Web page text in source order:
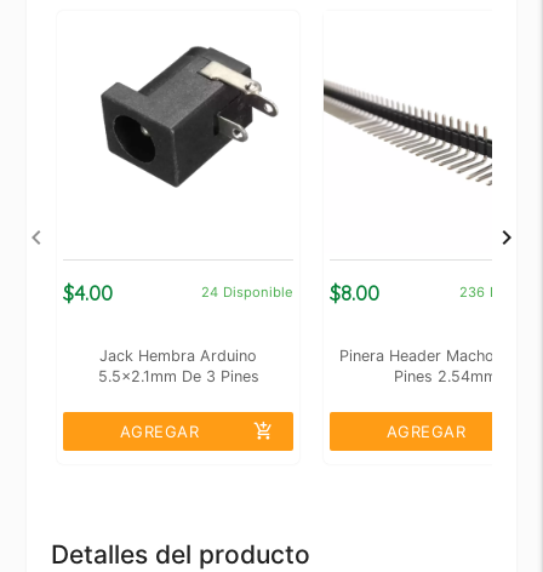
$4.00 24 Disponible
Jack Hembra Arduino
5.5x2.1mm De 3 Pines
AGREGAR add_shopping_cart
$8.00 236
Pinera Header Macho 90°
Pines 2.54mm
AGREGAR
Detalles del producto